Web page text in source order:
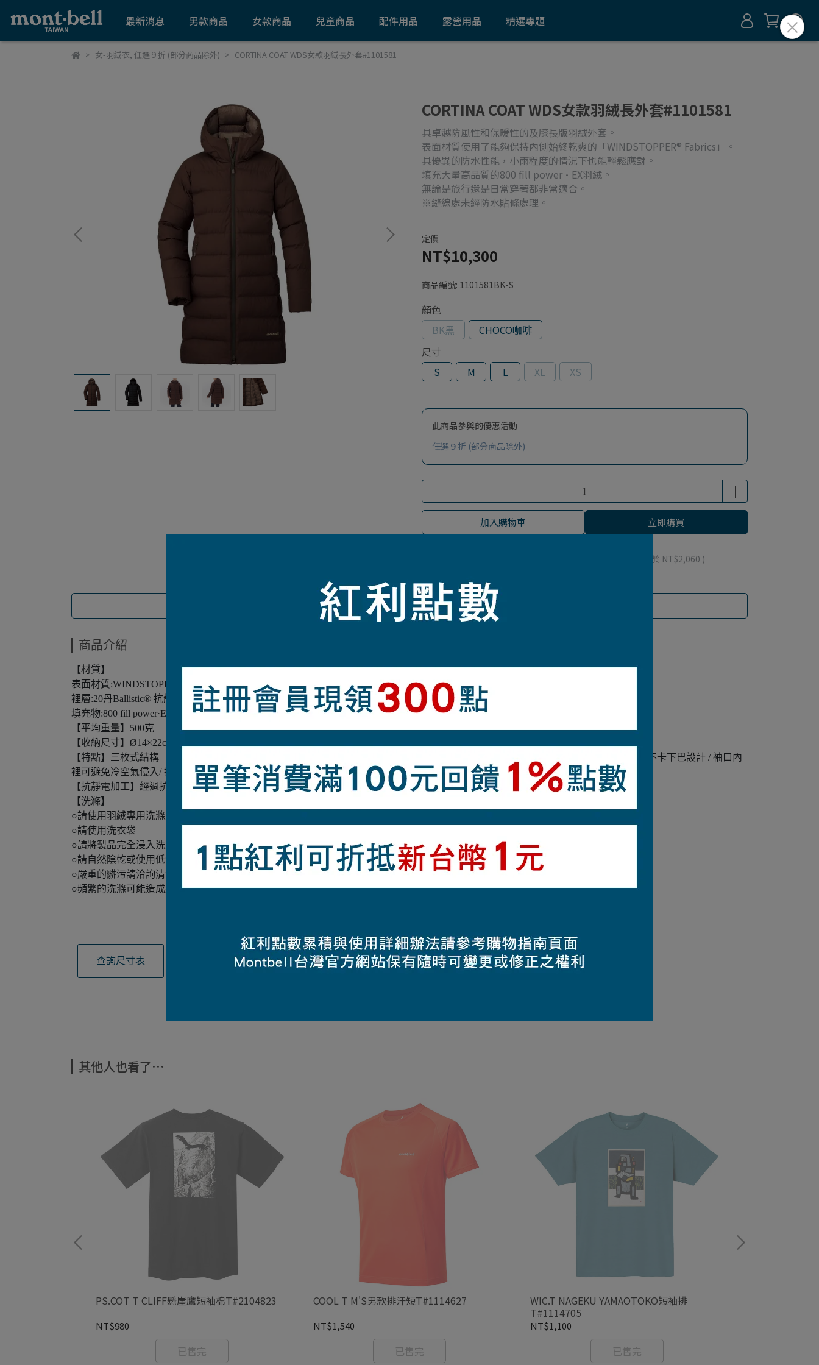
最新消息 男款商品 女款商品 兒童商品 配件用品 露營用品 精選專題
女-羽絨衣, 任選９折 (部分商品除外) CORTINA COAT WDS女款羽絨長外套#1101581
CORTINA COAT WDS女款羽絨長外套#1101581
具卓越防風性和保暖性的及膝長版羽絨外套。
表面材質使用了能夠保持內側始終乾爽的「WINDSTOPPER® Fabrics」。
具優異的防水性能，小雨程度的情況下也能輕鬆應對。
填充大量高品質的800 fill power·EX羽絨。
無論是旅行還是日常穿著都非常適合。
※縫線處未經防水貼條處理。
定價
NT$10,300
商品編號: 1101581BK-S
顏色
BK黑
CHOCO咖啡
尺寸
S
M L XL XS
此商品參與的優惠活動
任選９折 (部分商品除外)
加入購物車 立即購買
點 (約等於 NT$2,060 )
商品介紹
商品介紹
【材質】
表面材質:WINDSTOPPER® Fabrics by Gore-Tex Lab（表層:30丹·Ballistic®抗撕裂尼龍）
裡層:20丹Ballistic® 抗靜電加工尼龍
填充物:800 fill power·EX羽絨
【平均重量】500克
【收納尺寸】Ø14×22cm
【特點】三枚式結構（身體部分） / 單層絎縫結構（袖子、連帽） /防漏絨處理 / Aquatect® 防水拉鍊 / 雙向拉鍊可從底部向上開啟 / 拉鍊不卡下巴設計 / 袖口內
裡可避免冷空氣侵入/ 抽繩調節連帽帽兜 / 二組腰部拉鍊口袋/ 一組內部拉鍊口袋 / 附收納袋
【抗靜電加工】經過抗靜電加工處理,可減少令人不快的靜電，反覆洗滌後仍可持續防護
【洗滌】
○請使用羽絨專用洗滌劑
○請使用洗衣袋
○請將製品完全浸入洗滌液中
○請自然陰乾或使用低溫烘乾,清洗後如羽絨產生不均勻狀況,可使用雙手輕輕拍打使其均勻鬆散
○嚴重的髒污請洽詢清洗羽絨製品的專門店
○頻繁的洗滌可能造成織物損壞與漏絨,我們建議於季末再進行清潔洗滌
查詢尺寸表 觀看材質介紹
其他人也看了⋯
PS.COT T CLIFF懸崖鷹短袖棉T#2104823
NT$980
已售完
COOL T M'S男款排汗短T#1114627
NT$1,540
已售完
WIC.T NAGEKU YAMAOTOKO短袖排
T#1114705
NT$1,100
已售完